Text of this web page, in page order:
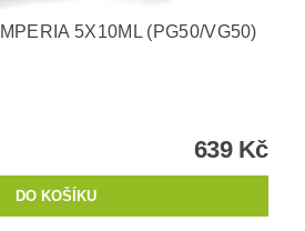
5X10ML (PG50/VG50)
639 Kč